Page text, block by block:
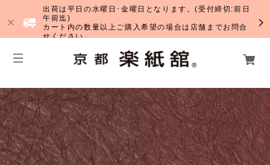
出荷は平日の水曜日･金曜日となります。(受付締切:前日
午前迄)
カート内の数量以上ご購入希望の場合は店舗までお問合
せください。